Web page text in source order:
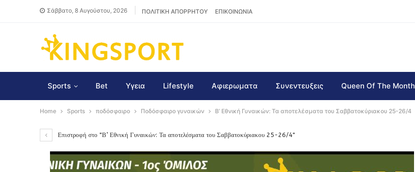
Σάββατο, 8 Αυγούστου, 2026 ΠΟΛΙΤΙΚΗ ΑΠΟΡΡΗΤΟΥ ΕΠΙΚΟΙΝΩΝΙΑ
Sports Bet Υγεια Lifestyle Αφιερωματα Συνεντευξεις Queen Of The Month
Home Sports ποδόσφαιρο Ποδόσφαιρο γυναικών Β’ Εθνική Γυναικών: Τα αποτελέσματα του Σαββατοκύριακου 25-26/4
Επιστροφή στο "Β’ Εθνική Γυναικών: Τα αποτελέσματα του Σαββατοκύριακου 25-26/4"